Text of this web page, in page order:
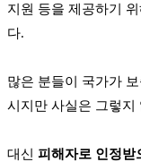
지원 등을 제공하기
다.
많은 분들이 국가가
시지만 사실은 그렇지
대신 피해자로 인정받